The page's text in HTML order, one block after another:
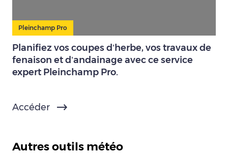
Pleinchamp Pro
Planifiez vos coupes d’herbe, vos travaux de
fenaison et d’andainage avec ce service
expert Pleinchamp Pro.
Accéder
Autres outils météo